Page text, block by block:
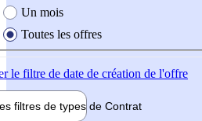
Un mois
Toutes les offres
le filtre de date de création de l'offre
filtres de types de Contrat